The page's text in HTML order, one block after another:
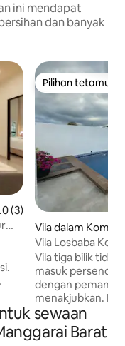
ini mendapat
dan banyak
purata 5.0
(3)
Pilihan tetamu
Pilihan tetamu
Vila dalam
Vila Losbaba
Vila tiga bilik tidur
masuk
dengan
menakjubkan. Ia
untuk keselesaan
akan menemui
tidur berasingan,
sewaan
Barat